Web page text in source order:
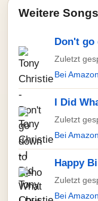
Weitere
Don't go
Zuletzt
Bei
I Did
Zuletzt
Bei
Happy
Zuletzt
Bei